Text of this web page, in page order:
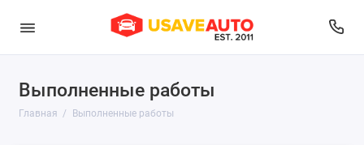
Выполненные работы
Главная Выполненные работы